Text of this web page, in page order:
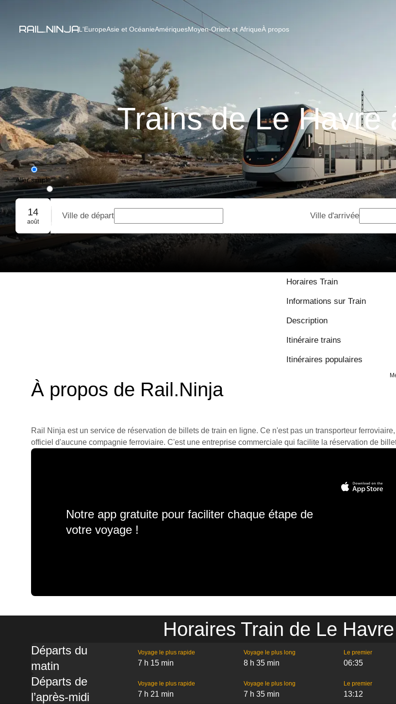
L'EuropeAsie et OcéanieAmériquesMoyen-Orient et AfriqueÀ propos
Trains de Le Havre
Aller simple
Aller-retour
Réservation de groupe
14
août
Ville de départ Ville d'arrivée
Horaires Train
Informations sur Train
Description
Itinéraire trains
Itinéraires populaires
À propos de Rail.Ninja
Rail Ninja est un service de réservation de billets de train en ligne. Ce n'est pas un transporteur
officiel d'aucune compagnie ferroviaire. C'est une entreprise commerciale qui facilite la réservation de
Notre app gratuite pour faciliter chaque étape de
votre voyage !
Horaires Train de Le
Départs du
matin
Voyage le plus rapide
7 h 15 min
Voyage le plus long
8 h 35 min
Le premier
06:35
Départs de
l’après-midi
Voyage le plus rapide
7 h 21 min
Voyage le plus long
7 h 35 min
Le premier
13:12